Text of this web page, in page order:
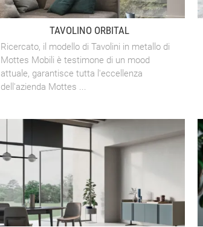
TAVOLINO ORBITAL
Ricercato, il modello di Tavolini in metallo di
Mottes Mobili è testimone di un mood
attuale, garantisce tutta l'eccellenza
dell'azienda Mottes ...